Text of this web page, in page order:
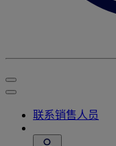
联系销售人员